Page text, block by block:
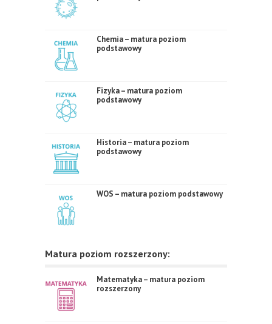
Chemia – matura poziom
podstawowy
Fizyka – matura poziom
podstawowy
Historia – matura poziom
podstawowy
WOS – matura poziom podstawowy
Matura poziom rozszerzony:
Matematyka – matura poziom
rozszerzony